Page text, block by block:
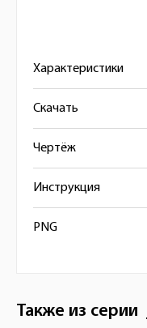
Характеристики
Скачать
Чертёж
Инструкция
PNG
Также из серии